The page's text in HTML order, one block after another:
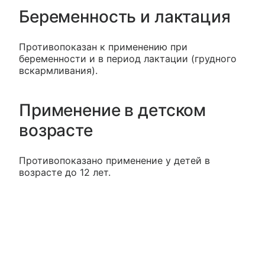
Беременность и лактация
Противопоказан к применению при
беременности и в период лактации (грудного
вскармливания).
Применение в детском
возрасте
Противопоказано применение у детей в
возрасте до 12 лет.